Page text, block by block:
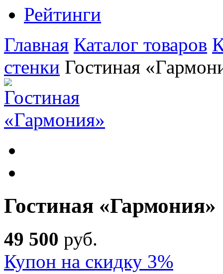
Рейтинги
Главная Каталог товаров
стенки Гостиная
Гостиная «Гармония»
49 500 руб.
Купон на скидку 3%